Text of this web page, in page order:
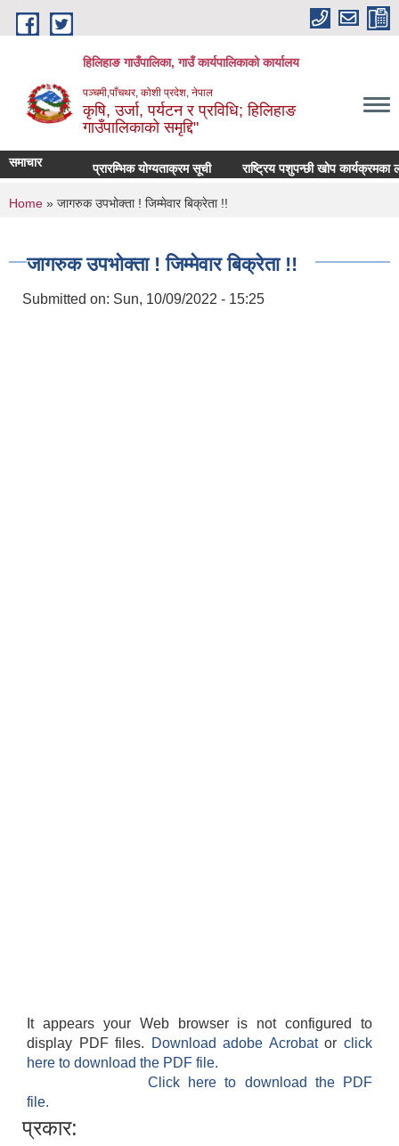
Skip to main content
हिलिहाङ गाउँपालिका, गाउँ कार्यपालिकाको कार्यालय
पञ्चमी,पाँचथर, कोशी प्रदेश, नेपाल
कृषि, उर्जा, पर्यटन र प्रविधि; हिलिहाङ
गाउँपालिकाको समृद्दि"
समाचार प्रारम्भिक योग्यताक्रम सूची राष्ट्रिय पशुपन्छी खोप
You are here
Home » जागरुक उपभोक्ता ! जिम्मेवार बिक्रेता !!
जागरुक उपभोक्ता ! जिम्मेवार बिक्रेता !!
Submitted on: Sun, 10/09/2022 - 15:25
It appears your Web browser is not configured to
display PDF files.
Download adobe Acrobatorclick
here to download the PDF file.
Click here to download the PDF
file.
प्रकार: